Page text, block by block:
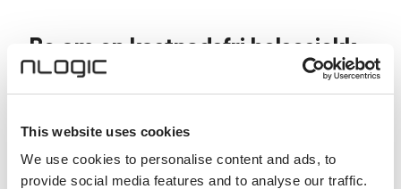
This website uses cookies
We use cookies to personalise content and ads, to
provide social media features and to analyse our traffic.
Be om en kostnadsfri helsesjekk
Våre eksperter tar kontakt med deg for å
gjennomgang av din Cortex XDR.
E-post *